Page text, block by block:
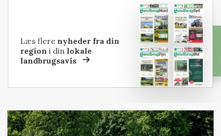
Læs flere nyheder fra din
region i dinlokale
landbrugsavis